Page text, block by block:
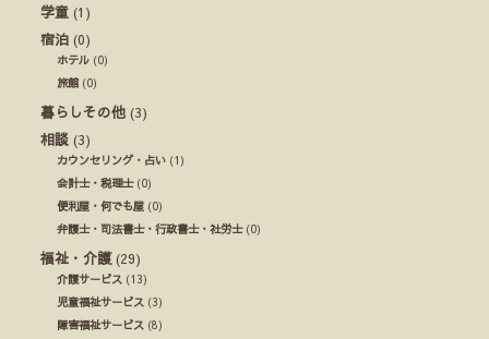
学童 (1)
宿泊 (0)
ホテル (0)
旅館 (0)
暮らしその他 (3)
相談 (3)
カウンセリング・占い (1)
会計士・税理士(0)
便利屋・何でも屋 (0)
弁護士・司法書士・行政書士・社労士(0)
福祉・介護(29)
介護サービス (13)
児童福祉サービス (3)
障害福祉サービス (8)